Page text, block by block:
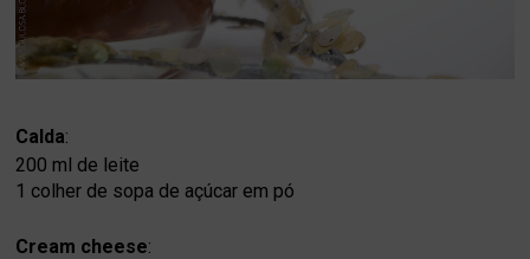
Calda:
200 ml de leite
1 colher de sopa de açúcar em pó
Cream cheese: